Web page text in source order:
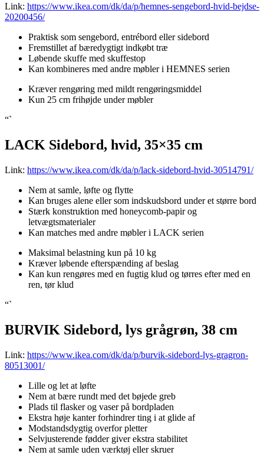
Link: https://www.ikea.com/dk/da/p/hemnes-sengebord-hvid-bejdse-
20200456/
Praktisk som sengebord, entrébord eller sidebord
Fremstillet af bæredygtigt indkøbt træ
Løbende skuffe med skuffestop
Kan kombineres med andre møbler i HEMNES serien
Kræver rengøring med mildt rengøringsmiddel
Kun 25 cm frihøjde under møbler
“`
LACK Sidebord, hvid, 35×35 cm
Link: https://www.ikea.com/dk/da/p/lack-sidebord-hvid-30514791/
Nem at samle, løfte og flytte
Kan bruges alene eller som indskudsbord under et større bord
Stærk konstruktion med honeycomb-papir og
letvægtsmaterialer
Kan matches med andre møbler i LACK serien
Maksimal belastning kun på 10 kg
Kræver løbende efterspænding af beslag
Kan kun rengøres med en fugtig klud og tørres efter med en
ren, tør klud
“`
BURVIK Sidebord, lys grågrøn, 38 cm
Link: https://www.ikea.com/dk/da/p/burvik-sidebord-lys-gragron-
80513001/
Lille og let at løfte
Nem at bære rundt med det bøjede greb
Plads til flasker og vaser på bordpladen
Ekstra høje kanter forhindrer ting i at glide af
Modstandsdygtig overfor pletter
Selvjusterende fødder giver ekstra stabilitet
Nem at samle uden værktøj eller skruer